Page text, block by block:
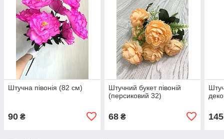
Штучна півонія (82 см)
90 ₴
Штучний букет півоній
(персиковий 32)
68₴ 145